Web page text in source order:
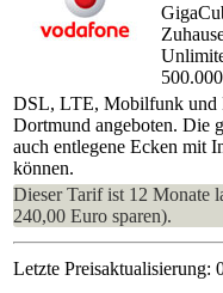
500.000
DSL, LTE, Mobilfunk und
Dortmund angeboten. Die
auch entlegene Ecken mit
können.
Dieser Tarif ist 12 Monate
240,00 Euro sparen).
Letzte Preisaktualisierung: